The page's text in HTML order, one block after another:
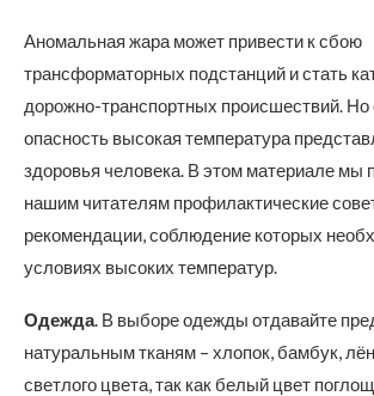
Аномальная жара может привести к сбою
трансформаторных подстанций и стать
дорожно-транспортных происшествий.
опасность высокая температура
здоровья человека. В этом материале мы
нашим читателям профилактические
рекомендации, соблюдение которых
условиях высоких температур.
Одежда. В выборе одежды отдавайте
натуральным тканям – хлопок, бамбук,
светлого цвета, так как белый цвет